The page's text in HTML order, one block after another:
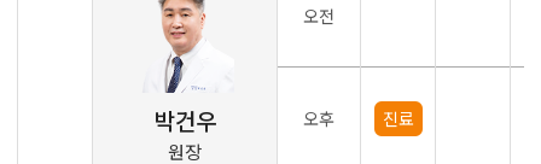
박건우
원장
오전
오후 진료